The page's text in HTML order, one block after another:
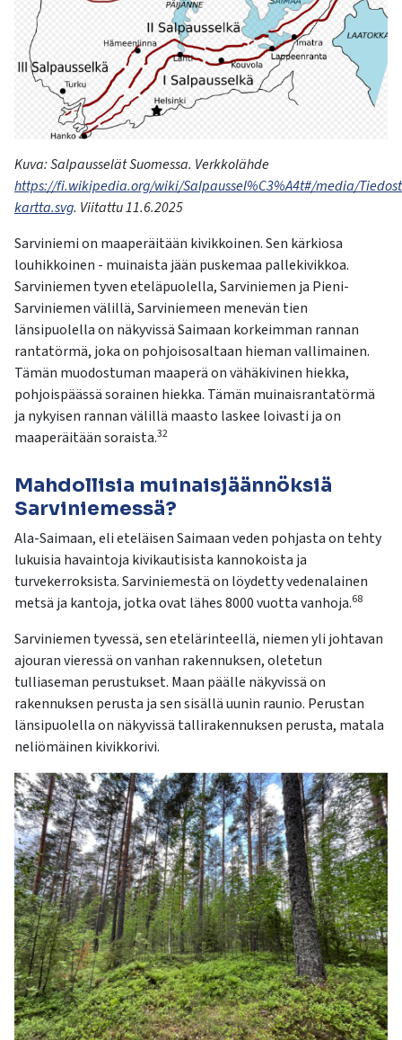
Kuva:SalpausselätSuomessa. Verkkolähde
https://fi.wikipedia.org/wiki/Salpaussel%C3%A4t#/media/
kartta.svg. Viitattu11.6.2025
Sarviniemi on maaperäitään kivikkoinen. Sen kärkiosa
louhikkoinen - muinaista jään puskemaa pallekivikkoa.
Sarviniemen tyven eteläpuolella, Sarviniemen ja Pieni-
Sarviniemen välillä, Sarviniemeen menevän tien
länsipuolella on näkyvissä Saimaan korkeimman rannan
rantatörmä, joka on pohjoisosaltaan hieman vallimainen.
Tämän muodostuman maaperä on vähäkivinen hiekka,
pohjoispäässä sorainen hiekka. Tämän muinaisrantatörmä
ja nykyisen rannan välillä maasto laskee loivasti ja on
maaperäitään soraista.32
Mahdollisia muinaisjäännöksiä
Sarviniemessä?
Ala-Saimaan, eli eteläisenSaimaan veden pohjasta on tehty
lukuisia havaintoja kivikautisista kannokoista ja
turvekerroksista. Sarviniemestä on löydetty vedenalainen
metsä ja kantoja, jotka ovat lähes 8000 vuotta vanhoja.68
Sarviniemen tyvessä, sen etelärinteellä, niemen yli johtavan
ajouran vieressä on vanhan rakennuksen, oletetun
tulliaseman perustukset. Maan päälle näkyvissä on
rakennuksen perusta ja sen sisällä uunin raunio. Perustan
länsipuolella on näkyvissä tallirakennuksen perusta, matala
neliömäinen kivikkorivi.